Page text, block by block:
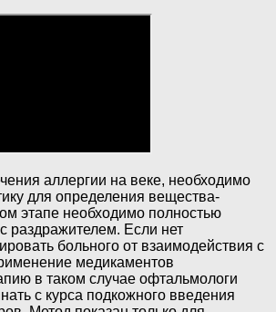
аллергии на веке, необходимо
для определения вещества-
этапе необходимо полностью
с раздражителем. Если нет
больного от взаимодействия с
медикаментов
в таком случае офтальмологи
с курса подкожного введения